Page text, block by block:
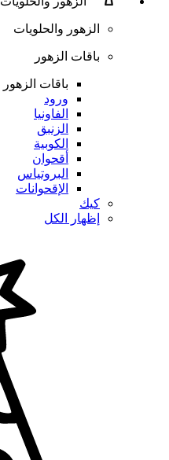
الزهور والحلويات
باقات الزهور
باقات الزهور
ورود
الفاونيا
الزنبق
الكوبية
أقحوان
البروتياس
الإقحوانات
كيك
إظهار الكل